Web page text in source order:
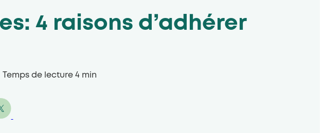
4 raisons d’adhérer
Temps de lecture 4 min